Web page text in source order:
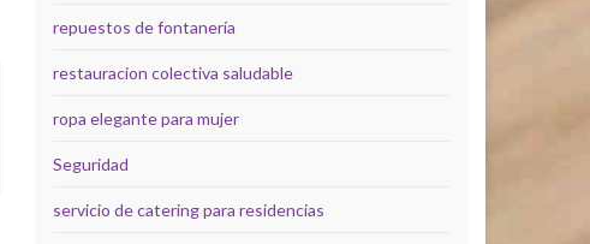
repuestos de fontanería
restauracion colectiva saludable
ropa elegante para mujer
Seguridad
servicio de catering para residencias